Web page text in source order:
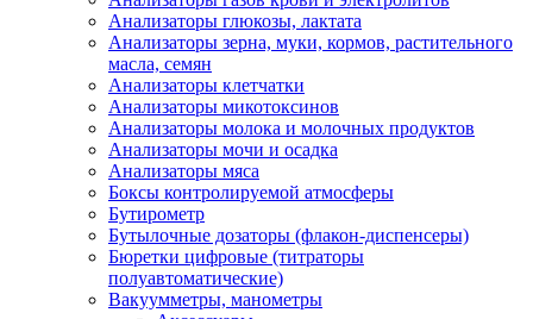
Анализаторы глюкозы, лактата
Анализаторы зерна, муки, кормов, растительного
масла, семян
Анализаторы клетчатки
Анализаторы микотоксинов
Анализаторы молока и молочных продуктов
Анализаторы мочи и осадка
Анализаторы мяса
Боксы контролируемой атмосферы
Бутирометр
Бутылочные дозаторы (флакон-диспенсеры)
Бюретки цифровые (титраторы
полуавтоматические)
Вакуумметры, манометры